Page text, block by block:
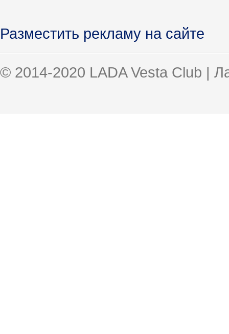
Разместить рекламу на сайте
© 2014-2020 LADA Vesta Club |